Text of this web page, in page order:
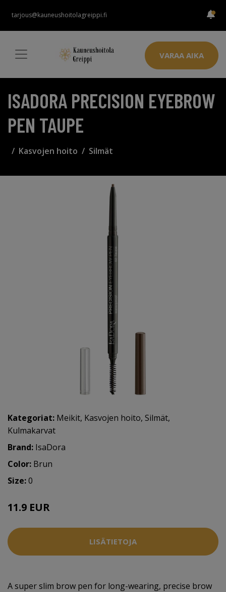
tarjous@kauneushoitolagreippi.fi
VARAA AIKA
ISADORA PRECISION EYEBROW
PEN TAUPE
Kasvojen hoito Silmät
Kategoriat: Meikit, Kasvojen hoito, Silmät,
Kulmakarvat
Brand: IsaDora
Color: Brun
Size:0
11.9 EUR
LISÄTIETOJA
A super slim brow pen for long-wearing, precise brow